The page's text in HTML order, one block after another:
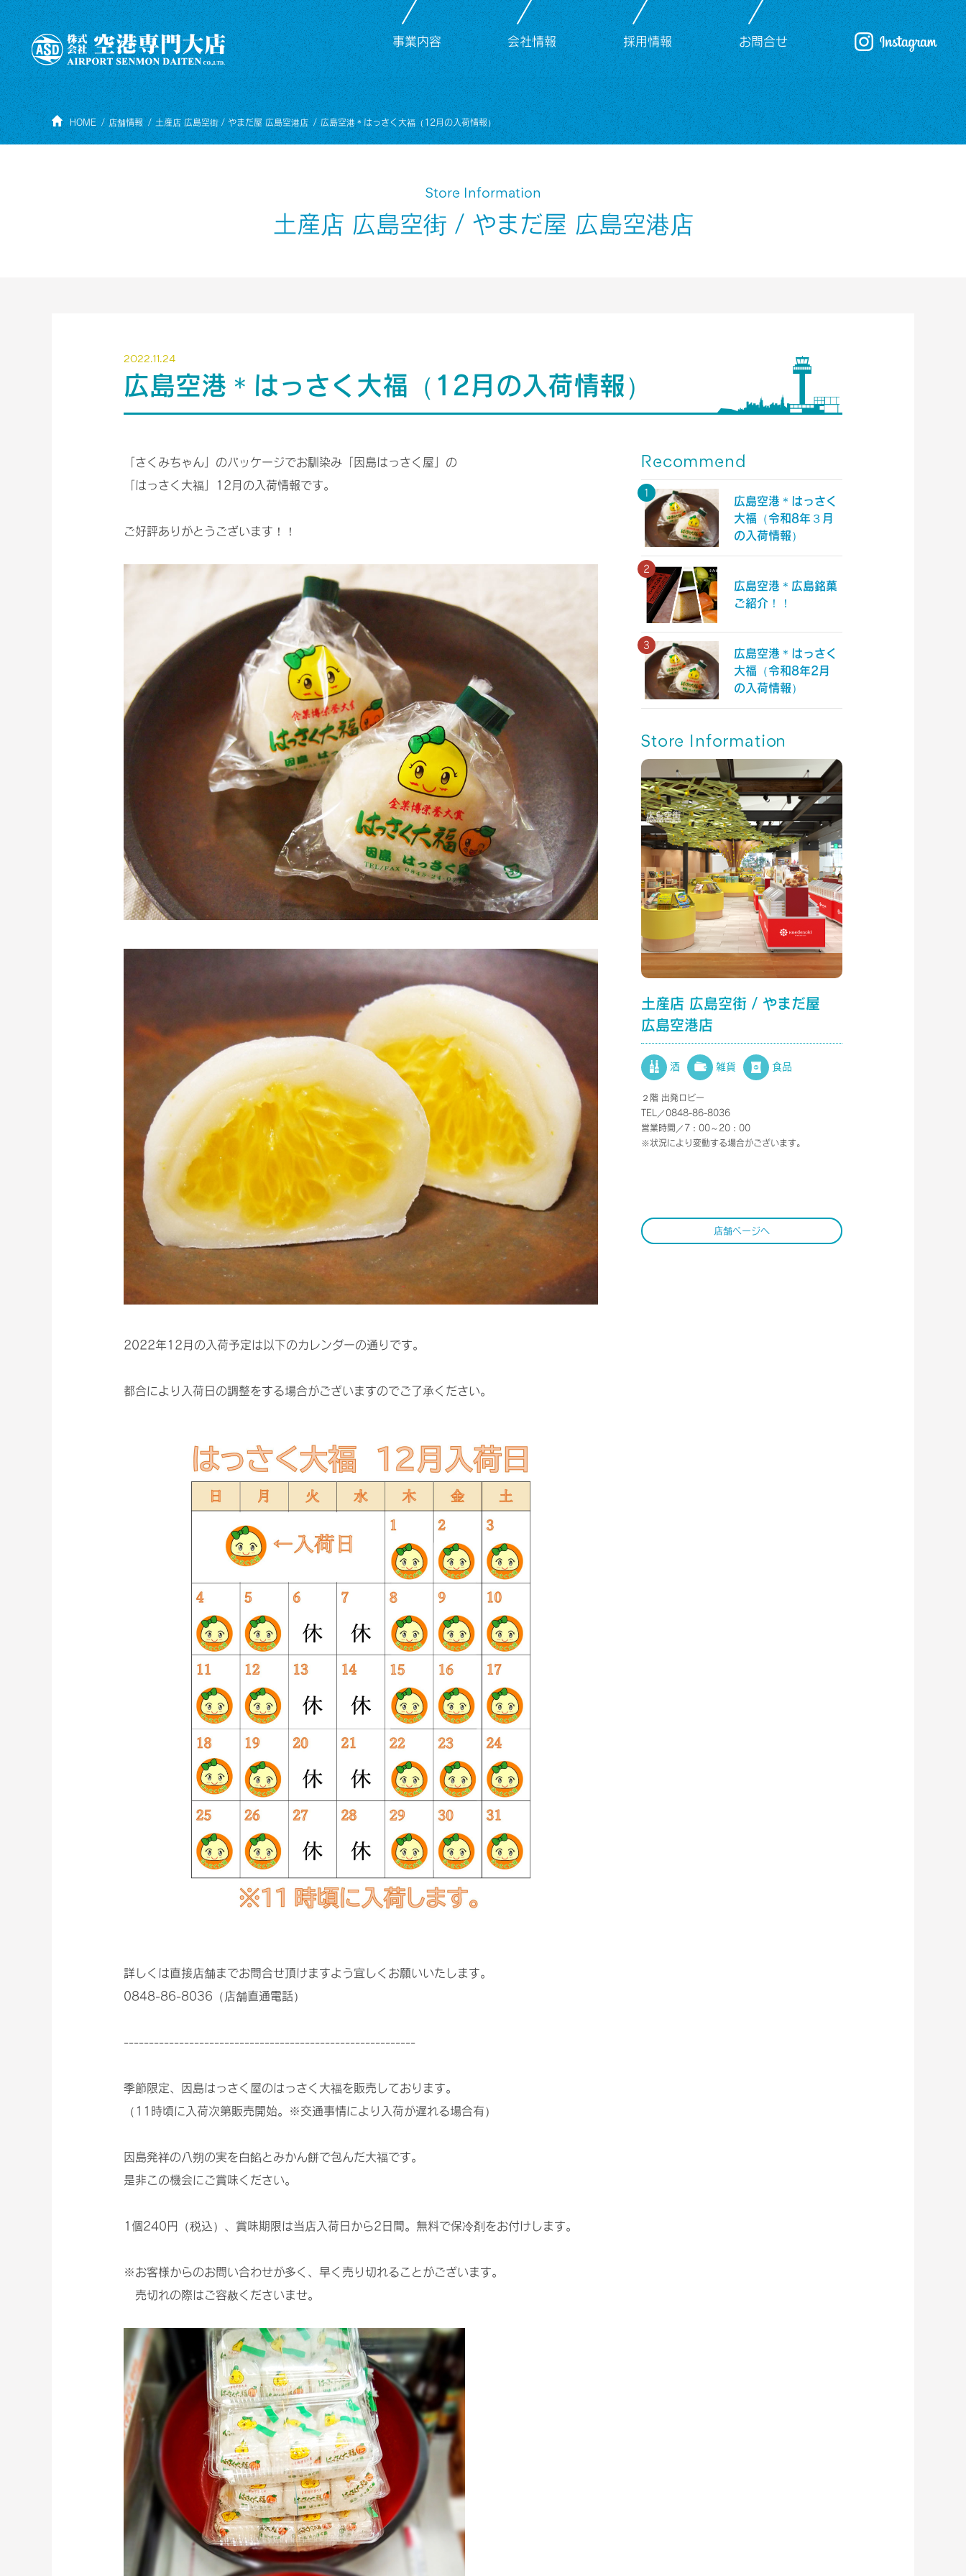
事業内容 会社情報 採用情報 お問合せ
HOME 店舗情報 土産店 広島空街 / やまだ屋 広島空港店 広島空港＊はっさく大福（12月の入荷情報）
Store Information
土産店 広島空街 / やまだ屋 広島空港店
2022.11.24
広島空港＊はっさく大福（12月の入荷情報）
「さくみちゃん」のパッケージでお馴染み「因島はっさく屋」の
「はっさく大福」12月の入荷情報です。
ご好評ありがとうございます！！
2022年12月の入荷予定は以下のカレンダーの通りです。
都合により入荷日の調整をする場合がございますのでご了承ください。
詳しくは直接店舗までお問合せ頂けますよう宜しくお願いいたします。
0848-86-8036（店舗直通電話）
----------------------------------------------------------
季節限定、因島はっさく屋のはっさく大福を販売しております。
（11時頃に入荷次第販売開始。※交通事情により入荷が遅れる場合有）
因島発祥の八朔の実を白餡とみかん餅で包んだ大福です。
是非この機会にご賞味ください。
1個240円（税込）、賞味期限は当店入荷日から2日間。無料で保冷剤をお付けします。
※お客様からのお問い合わせが多く、早く売り切れることがございます。
売切れの際はご容赦くださいませ。
Recommend
広島空港＊はっさく
大福（令和8年３月
の入荷情報）
広島空港＊広島銘菓
ご紹介！！
広島空港＊はっさく
大福（令和8年2月
の入荷情報）
Store Information
土産店 広島空街 / やまだ屋
広島空港店
酒 雑貨 食品
２階 出発ロビー
TEL／0848-86-8036
営業時間／7：00～20：00
※状況により変動する場合がございます。
店舗ページへ